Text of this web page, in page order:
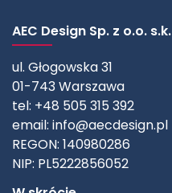
AEC Design Sp. z o.o. s.k.
ul. Głogowska 31
01-743 Warszawa
tel: +48 505 315 392
email: info@aecdesign.pl
REGON: 140980286
NIP: PL5222856052